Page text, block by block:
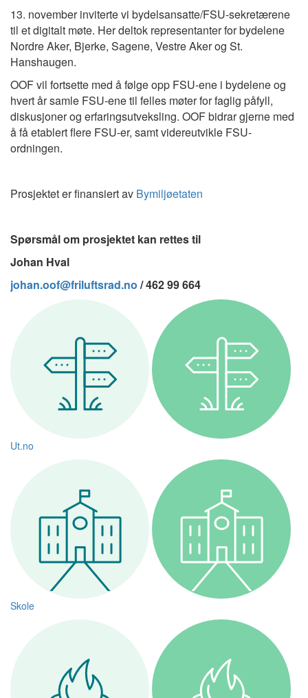
13. november inviterte vi bydelsansatte/FSU-sekretærene
til et digitalt møte. Her deltok representanter for bydelene
Nordre Aker, Bjerke, Sagene, Vestre Aker og St.
Hanshaugen.
OOFvil fortsette med å følge opp FSU-ene i bydelene og
hvert år samle FSU-ene til felles møter for faglig påfyll,
diskusjoner og erfaringsutveksling. OOFbidrar gjerne med
å få etablert flere FSU-er, samt videreutvikle FSU-
ordningen.
Prosjektet er finansiert av Bymiljøetaten
Spørsmål om prosjektet kan rettes til
Johan Hval
johan.oof@friluftsrad.no / 462 99 664
Ut.no
Skole